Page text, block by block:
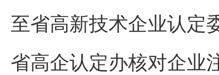
至省高新技术企业认定
省高企认定办核对企业